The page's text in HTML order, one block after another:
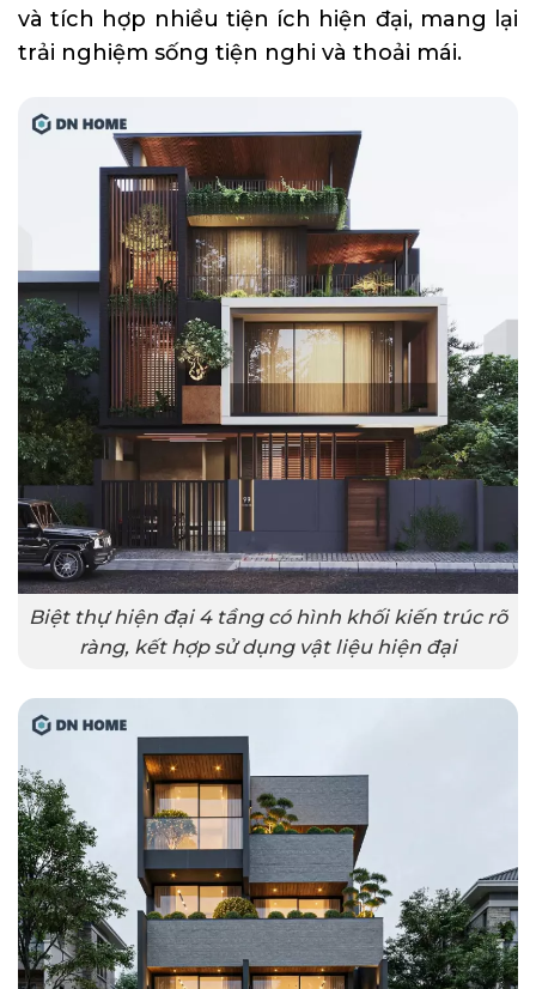
và tích hợp nhiều tiện ích hiện đại, mang lại
trải nghiệm sống tiện nghi và thoải mái.
Biệt thự hiện đại 4 tầng có hình khối kiến trúc rõ
ràng, kết hợp sử dụng vật liệu hiện đại